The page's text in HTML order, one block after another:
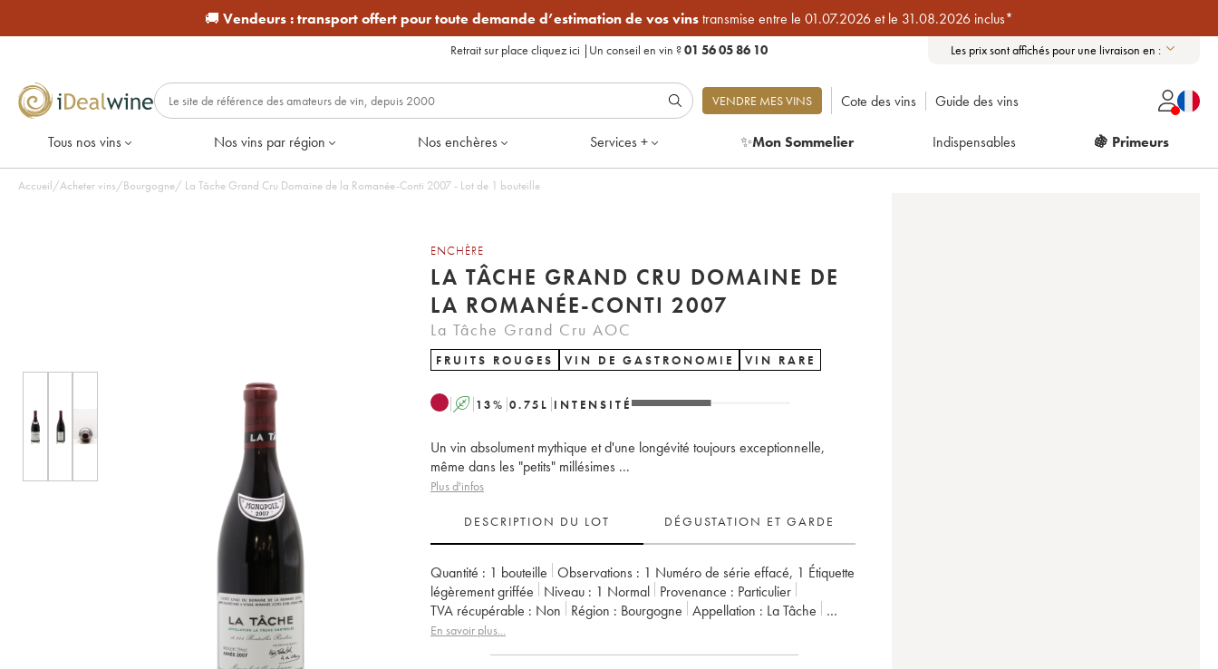
🚚 Vendeurs :transport offert pour toute demande d’estimation de vos vinstransmise entre le 01.07.2026 et le 31.08.2026 inclus*
Retrait sur place cliquez ici | Un conseil en vin ?01 56 05 86 10 Les prix sont affichés pour une livraison en :
VENDRE MES VINS Cote des vins Guide des vins
Tous nos vins Nos vins par région Nos enchères Services + ✨Mon Sommelier Indispensables 🍇 Primeurs
Accueil/Acheter vins/Bourgogne/ La Tâche Grand Cru Domaine de la Romanée-Conti 2007 - Lot de 1 bouteille
ENCHÈRE
LA TÂCHE GRAND CRU DOMAINE DE
LA ROMANÉE-CONTI 2007
La Tâche Grand Cru AOC
FRUITS ROUGES VIN DE GASTRONOMIE VIN RARE
A 13% 0.75 L INTENSITÉ
Un vin absolument mythique et d'une longévité toujours exceptionnelle,
même dans les "petits" millésimes ...
Plus d'infos
DESCRIPTION DU LOT DÉGUSTATION ET GARDE
Quantité : 1 bouteille Observations : 1 Numéro de série effacé, 1 Étiquette
légèrement griffée
Niveau : 1 Normal Provenance : particulier
TVA récupérable :
non Région : Bourgogne Appellation : La Tâche
Classement :
En savoir plus...